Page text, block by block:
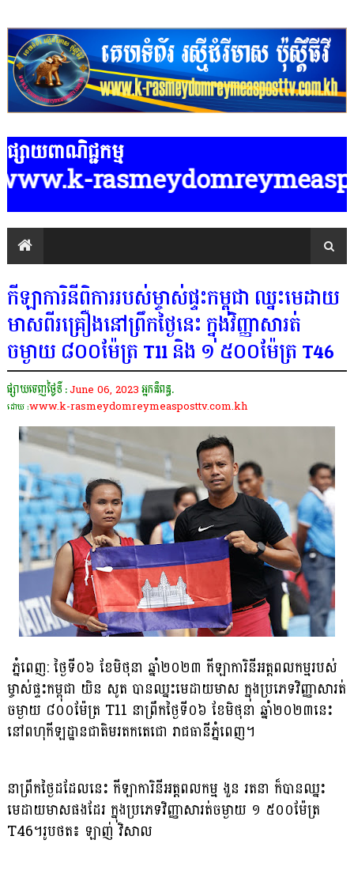
ផ្សាយពាណិជ្ជកម្ម
កីឡាការិនីពិការរបស់ម្ចាស់ផ្ទះកម្ពុជា ឈ្នះមេដាយ
មាសពីរគ្រឿងនៅព្រឹកថ្ងៃនេះ ក្នុងវិញ្ញាសារត់
ចម្ងាយ ៨០០ម៉ែត្រ T11 និង ១ ៥០០ម៉ែត្រ T46
ផ្សាយចេញថ្ងៃទី :June 06, 2023 អ្នកនិពន្ធ.
ដោយ :www.k-rasmeydomreymeasposttv.com.kh
ភ្នំពេញ: ថ្ងៃទី០៦ ខែមិថុនា ឆ្នាំ២០២៣ កីឡាការិនីអត្តពលកម្មរបស់
ម្ចាស់ផ្ទះកម្ពុជា យិន សូត បានឈ្នះមេដាយមាស ក្នុងប្រភេទវិញ្ញាសារត់
ចម្ងាយ ៨០០ម៉ែត្រ T11 នាព្រឹកថ្ងៃទី០៦ ខែមិថុនា ឆ្នាំ២០២៣នេះ
នៅពហុកីឡដ្ឋានជាតិមរតកតេជោ រាជធានីភ្នំពេញ។
នាព្រឹកថ្ងៃដដែលនេះ កីឡាការិនីអត្តពលកម្ម ងួន រតនា ក៏បានឈ្នះ
មេដាយមាសផងដែរ ក្នុងប្រភេទវិញ្ញាសារត់ចម្ងាយ ១ ៥០០ម៉ែត្រ
T46។រូបថត៖ ឡាញ់ វិសាល